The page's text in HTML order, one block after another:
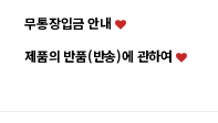
무통장입금 안내
제품의 반품(반송)에 관하여